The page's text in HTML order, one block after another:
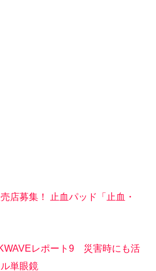
店募集！ 止血パッド「止血・
レポート9 災害時にも活
単眼鏡